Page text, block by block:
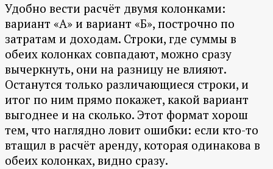
Удобно вести расчёт двумя колонками:
вариант «А» и вариант «Б», построчно по
затратам и доходам. Строки, где суммы в
обеих колонках совпадают, можно сразу
вычеркнуть, они на разницу не влияют.
Останутся только различающиеся строки, и
итог по ним прямо покажет, какой вариант
выгоднее и на сколько. Этот формат хорош
тем, что наглядно ловит ошибки: если кто-то
втащил в расчёт аренду, которая одинакова в
обеих колонках, видно сразу.